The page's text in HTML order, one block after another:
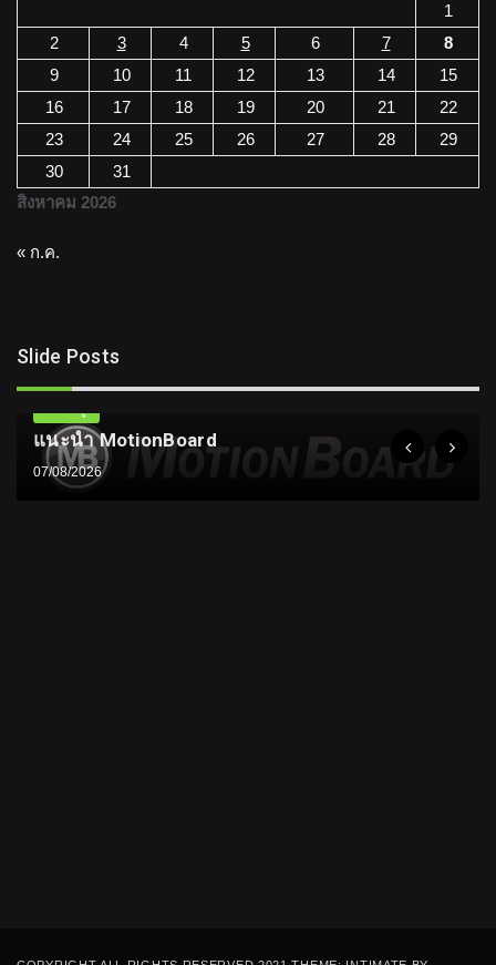
สิงหาคม 2026
1
2
3 4 5 6 7
8
9
10 11 12 13 14
15
16
17 18 19 20 21
22
23
24 25 26 27 28
29
30
31
« ก.ค.
Slide Posts
แนะนำ MotionBoard
07/08/2026